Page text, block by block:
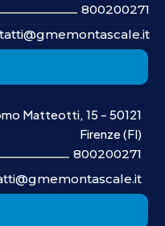
800200271
Matteotti, 15 - 50121
Firenze (FI)
800200271